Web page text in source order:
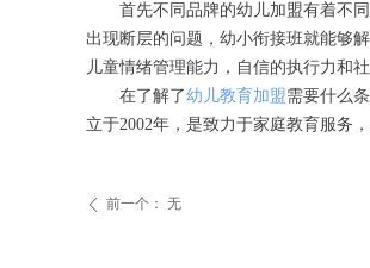
首先不同品牌的幼儿加盟有着不
出现断层的问题，幼小衔接班就能够
儿童情绪管理能力，自信的执行力和
在了解了幼儿教育加盟需要什么
立于2002年，是致力于家庭教育服务
ꄴ 前一个： 无